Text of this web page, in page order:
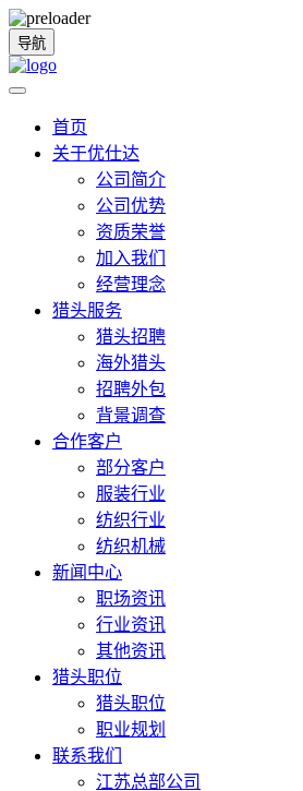
导航
首页
关于优仕达
公司简介
公司优势
资质荣誉
加入我们
经营理念
猎头服务
猎头招聘
海外猎头
招聘外包
背景调查
合作客户
部分客户
服装行业
纺织行业
纺织机械
新闻中心
职场资讯
行业资讯
其他资讯
猎头职位
猎头职位
职业规划
联系我们
江苏总部公司